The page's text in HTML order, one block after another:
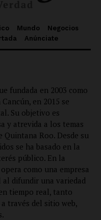
Mundo
Negocios
Anúnciate
fundada en 2003 como
en 2015 se
Su objetivo es
y atrevida a los temas
Quintana Roo. Desde su
se ha basado en la
público. En la
como una empresa
difundir una variedad
tiempo real, tanto
través del sitio web,